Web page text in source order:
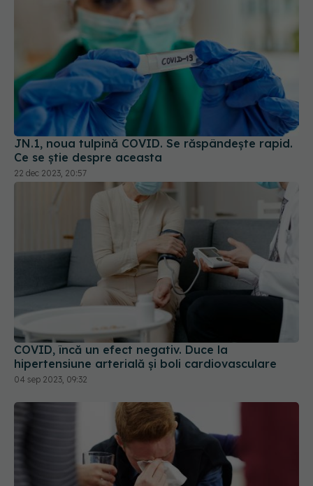
JN.1, noua tulpină COVID. Se răspândește rapid.
Ce se știe despre aceasta
22 dec 2023, 20:57
COVID, încă un efect negativ. Duce la
hipertensiune arterială și boli cardiovasculare
04 sep 2023, 09:32